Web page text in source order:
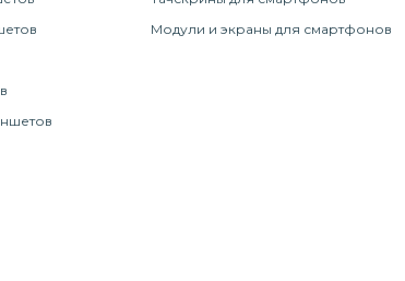
Модули и экраны для смартфонов